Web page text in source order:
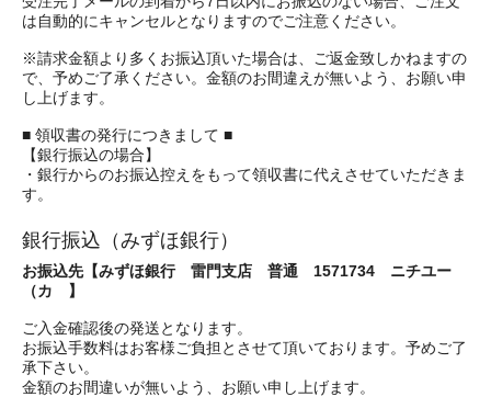
は自動的にキャンセルとなりますのでご注意ください。
※請求金額より多くお振込頂いた場合は、ご返金致しかねますの
で、予めご了承ください。金額のお間違えが無いよう、お願い申
し上げます。
■ 領収書の発行につきまして ■
【銀行振込の場合】
・銀行からのお振込控えをもって領収書に代えさせていただきま
す。
銀行振込（みずほ銀行）
お振込先【みずほ銀行 雷門支店 普通 1571734 ニチユー
（カ 】
ご入金確認後の発送となります。
お振込手数料はお客様ご負担とさせて頂いております。予めご了
承下さい。
金額のお間違いが無いよう、お願い申し上げます。